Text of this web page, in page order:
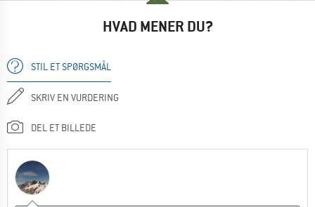
HVAD MENER DU?
STIL ET SPØRGSMÅL
SKRIV EN VURDERING
DEL ET BILLEDE